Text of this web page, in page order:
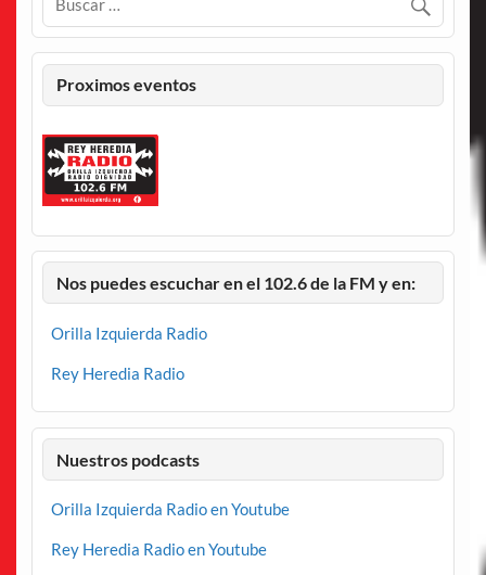
Proximos eventos
Nos puedes escuchar en el 102.6 de la FM y en:
Orilla Izquierda Radio
Rey Heredia Radio
Nuestros podcasts
Orilla Izquierda Radio en Youtube
Rey Heredia Radio en Youtube